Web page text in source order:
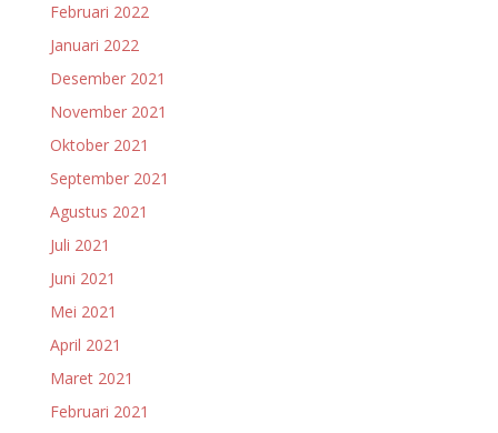
Februari 2022
Januari 2022
Desember 2021
November 2021
Oktober 2021
September 2021
Agustus 2021
Juli 2021
Juni 2021
Mei 2021
April 2021
Maret 2021
Februari 2021